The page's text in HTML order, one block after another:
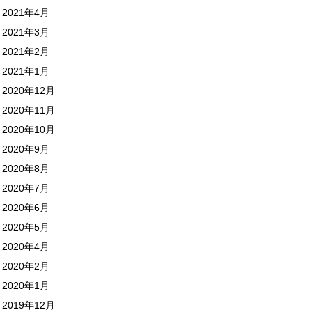
2021年4月
2021年3月
2021年2月
2021年1月
2020年12月
2020年11月
2020年10月
2020年9月
2020年8月
2020年7月
2020年6月
2020年5月
2020年4月
2020年2月
2020年1月
2019年12月